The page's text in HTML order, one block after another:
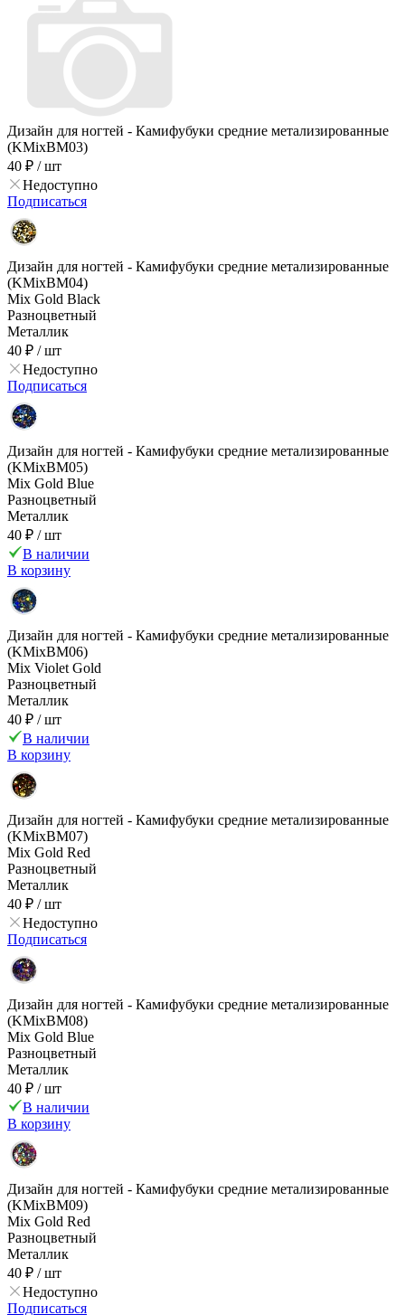
Дизайн для ногтей - Камифубуки средние метализированные
(KMixBM03)
40 ₽ / шт
Недоступно
Подписаться
Дизайн для ногтей - Камифубуки средние метализированные
(KMixBM04)
Mix Gold Black
Разноцветный
Металлик
40 ₽ / шт
Недоступно
Подписаться
Дизайн для ногтей - Камифубуки средние метализированные
(KMixBM05)
Mix Gold Blue
Разноцветный
Металлик
40 ₽ / шт
В наличии
В корзину
Дизайн для ногтей - Камифубуки средние метализированные
(KMixBM06)
Mix Violet Gold
Разноцветный
Металлик
40 ₽ / шт
В наличии
В корзину
Дизайн для ногтей - Камифубуки средние метализированные
(KMixBM07)
Mix Gold Red
Разноцветный
Металлик
40 ₽ / шт
Недоступно
Подписаться
Дизайн для ногтей - Камифубуки средние метализированные
(KMixBM08)
Mix Gold Blue
Разноцветный
Металлик
40 ₽ / шт
В наличии
В корзину
Дизайн для ногтей - Камифубуки средние метализированные
(KMixBM09)
Mix Gold Red
Разноцветный
Металлик
40 ₽ / шт
Недоступно
Подписаться